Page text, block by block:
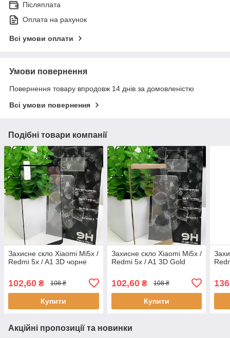
Післяплата
Оплата на рахунок
Всі умови оплати
Умови повернення
Повернення товару впродовж 14 днів за домовленістю
Всі умови повернення
Подібні товари компанії
Захисне скло Xiaomi Mi5x /
Redmi 5x / A1 3D чорне
102,60 ₴ 108 ₴
Купити
Захисне скло Xiaomi Mi5x /
Redmi 5x / A1 3D Gold
102,60₴ 108 ₴
Купити
Акційні пропозиції та новинки